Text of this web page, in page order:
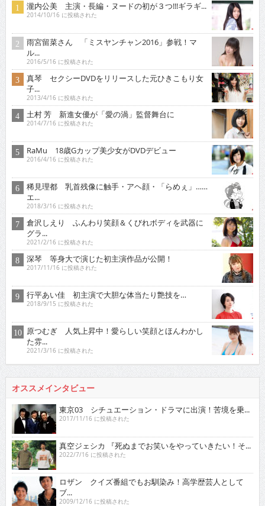
瀧内公美 主演・長編・ヌードの初が３つ!!!ギラギ...
2014/10/16 に投稿された
雨宮留菜さん 「ミスヤンチャン2016」参戦！マ
ル...
2016/5/16 に投稿された
真琴 セクシーDVDをリリースした元ひきこもり女
子...
2013/4/16 に投稿された
土村 芳 新進女優が「愛の渦」監督舞台に
2014/7/16 に投稿された
RaMu 18歳Gカップ美少女がDVDデビュー
2016/4/16 に投稿された
稀見理都 乳首残像に触手・アヘ顔・「らめぇ」……
エ...
2018/3/16 に投稿された
倉沢しえり ふんわり笑顔＆くびれボディを武器に
グラ...
2021/2/16 に投稿された
深琴 等身大で演じた初主演作品が公開！
2017/11/16 に投稿された
行平あい佳 初主演で大胆な体当たり艶技を…
2018/9/15 に投稿された
原つむぎ 人気上昇中！愛らしい笑顔とほんわかし
た雰...
2021/3/16 に投稿された
オススメインタビュー
東京03 シチュエーション・ドラマに出演！苦境を乗...
2017/11/16 に投稿された
真空ジェシカ 『死ぬまでお笑いをやっていきたい！そ...
2022/7/16 に投稿された
ロザン クイズ番組でもお馴染み！高学歴芸人として
ブ...
2009/12/16 に投稿された